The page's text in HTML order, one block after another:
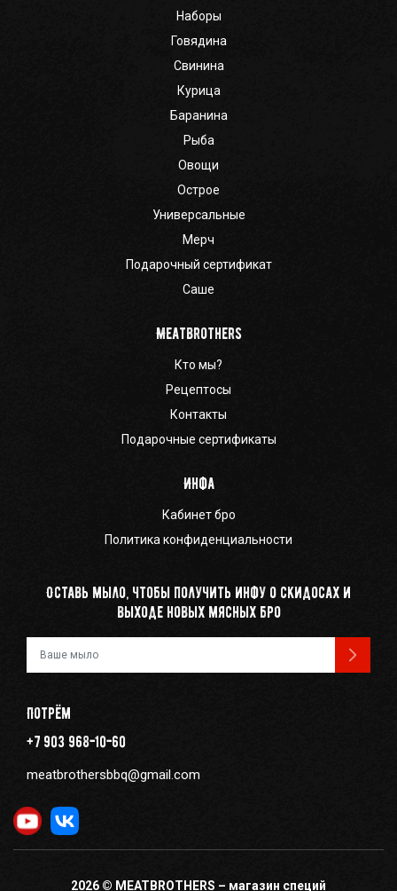
Наборы
Говядина
Свинина
Курица
Баранина
Рыба
Овощи
Острое
Универсальные
Мерч
Подарочный сертификат
Саше
Meatbrothers
Кто мы?
Рецептосы
Контакты
Подарочные сертификаты
Инфа
Кабинет бро
Политика конфиденциальности
Оставь мыло, чтобы получить инфу о скидосах и
выходе новых мясных бро
Потрём
+7 903 968-10-60
meatbrothersbbq@gmail.com
2026 © MEATBROTHERS – магазин специй